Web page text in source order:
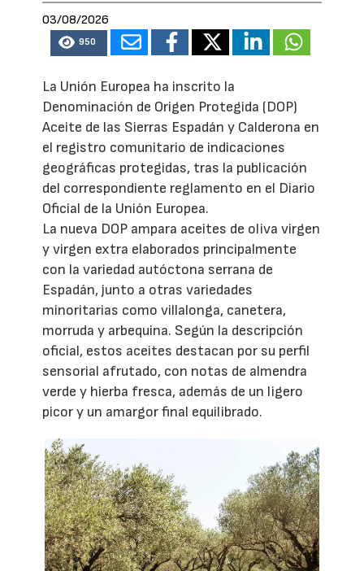
03/08/2026
950
La Unión Europea ha inscrito la
Denominación de Origen Protegida (DOP)
Aceite de las Sierras Espadán y Calderona en
el registro comunitario de indicaciones
geográficas protegidas, tras la publicación
del correspondiente reglamento en el Diario
Oficial de la Unión Europea.
La nueva DOP ampara aceites de oliva virgen
y virgen extra elaborados principalmente
con la variedad autóctona serrana de
Espadán, junto a otras variedades
minoritarias como villalonga, canetera,
morruda y arbequina. Según la descripción
oficial, estos aceites destacan por su perfil
sensorial afrutado, con notas de almendra
verde y hierba fresca, además de un ligero
picor y un amargor final equilibrado.